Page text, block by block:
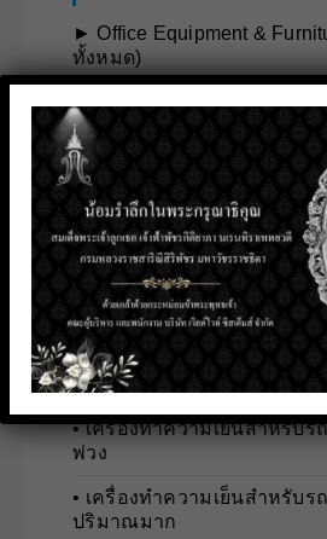
► Office Equipment &
ทั้งหมด)
• เครื่องใช้สำนักงาน
• เฟอร์นิเจอร์สำนักงาน
• เฟอร์นิเจอร์สำนักงานเพื่อสุข
ระบบทำความเย็นสำหรั
► Thermo King Trailer
ทั้งหมด)
• เครื่องทำความเย็นสำหรับร
• เครื่องทำความเย็นสำหรับ
พ่วง
• เครื่องทำความเย็นสำหรับ
ปริมาณมาก